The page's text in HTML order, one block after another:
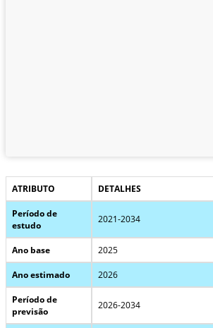
ATRIBUTO DETALHES
Período de
estudo
2021-2034
Ano base 2025
Ano estimado 2026
Período de
previsão
2026-2034